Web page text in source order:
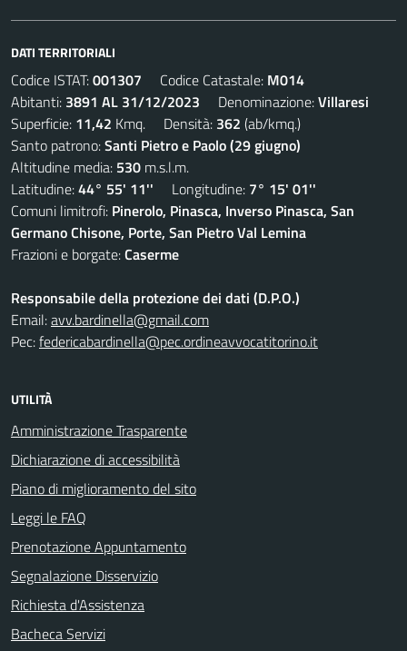
DATI TERRITORIALI
Codice ISTAT:001307 Codice Catastale: M014
Abitanti: 3891 AL 31/12/2023 Denominazione:Villaresi
Superficie: 11,42 Kmq. Densità: 362 (ab/kmq.)
Santo patrono:Santi Pietro e Paolo (29 giugno)
Altitudine media: 530 m.s.l.m.
Latitudine:44° 55' 11'' Longitudine: 7° 15' 01''
Comuni limitrofi: Pinerolo, Pinasca, Inverso Pinasca, San
Germano Chisone, Porte, San Pietro Val Lemina
Frazioni e borgate:Caserme
Responsabile della protezione dei dati (D.P.O.)
Email:avv.bardinella@gmail.com
Pec:federicabardinella@pec.ordineavvocatitorino.it
UTILITÀ
Amministrazione Trasparente
Dichiarazione di accessibilità
Piano di miglioramento del sito
Leggi le FAQ
Prenotazione Appuntamento
Segnalazione Disservizio
Richiesta d'Assistenza
Bacheca Servizi